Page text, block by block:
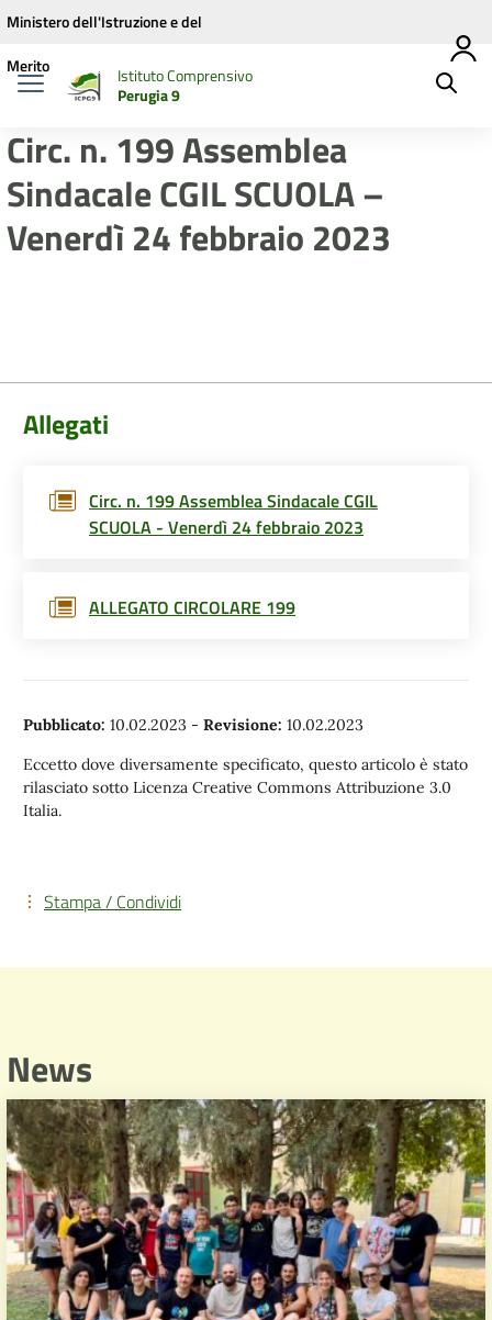
Vai ai contenuti
Vai al menu di navigazione
Vai al footer
Ministero dell'Istruzione e del
Merito
Istituto Comprensivo
Perugia 9
Circ. n. 199 Assemblea
Sindacale CGIL SCUOLA –
Venerdì 24 febbraio 2023
Allegati
Circ. n. 199 Assemblea Sindacale CGIL
SCUOLA - Venerdì 24 febbraio 2023
ALLEGATO CIRCOLARE 199
Pubblicato: 10.02.2023 - Revisione: 10.02.2023
Eccetto dove diversamente specificato, questo articolo è stato
rilasciato sotto Licenza Creative Commons Attribuzione 3.0
Italia.
Stampa / Condividi
News